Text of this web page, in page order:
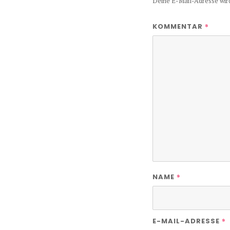
KOMMENTAR *
NAME *
E-MAIL-ADRESSE *